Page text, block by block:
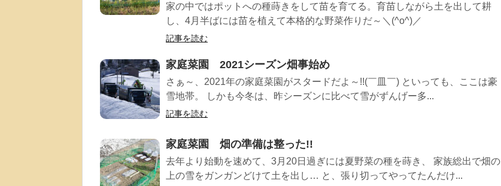
家の中ではポットへの種蒔きをして苗を育てる。育苗しながら土を出して耕
し、4月半ばには苗を植えて本格的な野菜作りだ～＼(^o^)／
記事を読む
家庭菜園 2021シーズン畑事始め
さぁ～、2021年の家庭菜園がスタードだよ～!!(￣皿￣) といっても、ここは豪
雪地帯。 しかも今冬は、昨シーズンに比べて雪がずんげー多...
記事を読む
家庭菜園 畑の準備は整った!!
去年より始動を速めて、3月20日過ぎには夏野菜の種を蒔き、 家族総出で畑の
上の雪をガンガンどけて土を出し… と、張り切ってやってたんだけ...